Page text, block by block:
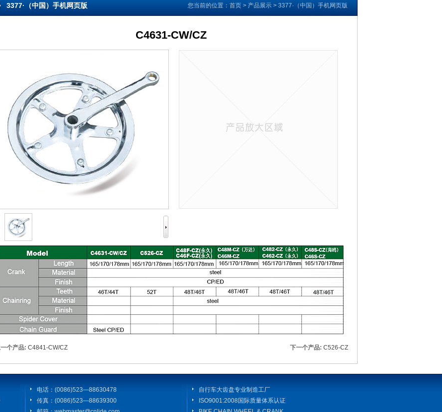
3377·（中国）手机网页版 您当前的位置： 首页> 产品展示> 3377·（中国）手机网页版
C4631-CW/CZ
个产品: C4841-CW/CZ 下一个产品: C526-CZ
电话：(0086)523—88630478
传真：(0086)523—88639300
自行车大齿盘专业制造工厂
ISO9001:2008国际质量体系认证